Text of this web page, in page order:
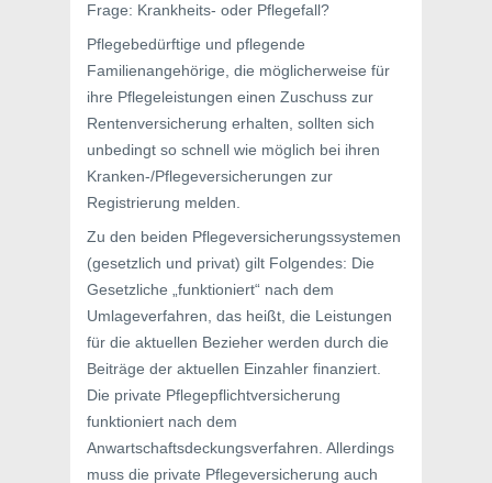
Frage: Krankheits- oder Pflegefall?
Pflegebedürftige und pflegende
Familienangehörige, die möglicherweise für
ihre Pflegeleistungen einen Zuschuss zur
Rentenversicherung erhalten, sollten sich
unbedingt so schnell wie möglich bei ihren
Kranken-/Pflegeversicherungen zur
Registrierung melden.
Zu den beiden Pflegeversicherungssystemen
(gesetzlich und privat) gilt Folgendes: Die
Gesetzliche „funktioniert“ nach dem
Umlageverfahren, das heißt, die Leistungen
für die aktuellen Bezieher werden durch die
Beiträge der aktuellen Einzahler finanziert.
Die private Pflegepflichtversicherung
funktioniert nach dem
Anwartschaftsdeckungsverfahren. Allerdings
muss die private Pflegeversicherung auch